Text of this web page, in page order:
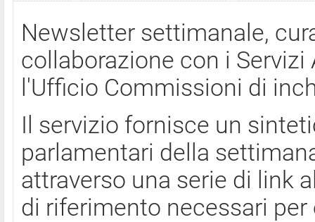
Newsletter settimanale,
collaborazione con i
l'Ufficio Commissioni di
Il servizio fornisce un
parlamentari della
attraverso una serie di link
di riferimento necessari